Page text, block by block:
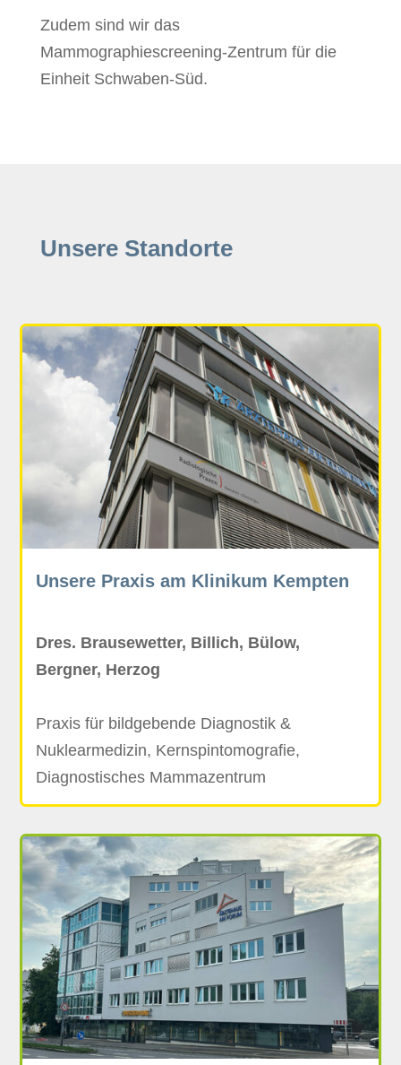
Zudem sind wir das
Mammographiescreening-Zentrum für die
Einheit Schwaben-Süd.
Unsere Standorte
Unsere Praxis am Klinikum Kempten
Dres. Brausewetter, Billich, Bülow,
Bergner, Herzog
Praxis für bildgebende Diagnostik &
Nuklearmedizin, Kernspintomografie,
Diagnostisches Mammazentrum